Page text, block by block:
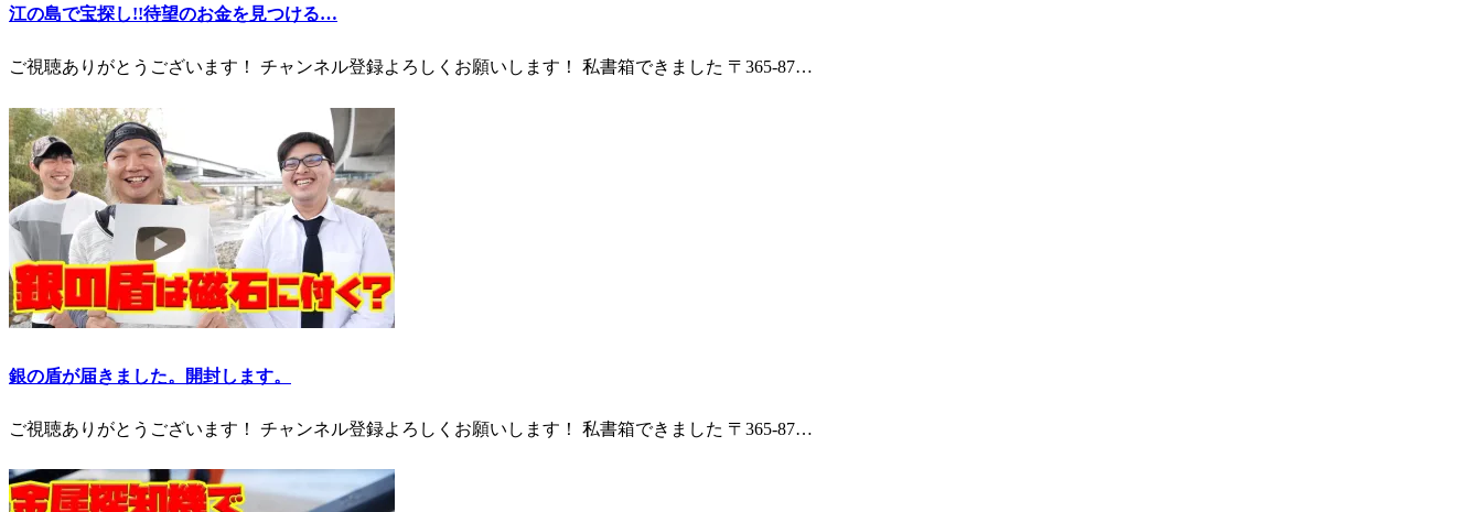
江の島で宝探し!!待望のお金を見つける…
ご視聴ありがとうございます！ チャンネル登録よろしくお願いします！ 私書箱できました 〒365-87…
銀の盾が届きました。開封します。
ご視聴ありがとうございます！ チャンネル登録よろしくお願いします！ 私書箱できました 〒365-87…